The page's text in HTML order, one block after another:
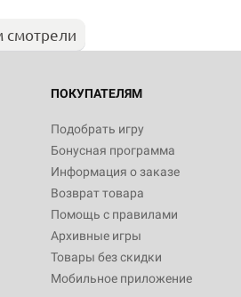
смотрели
ПОКУПАТЕЛЯМ
Подобрать игру
Бонусная программа
Информация о заказе
Возврат товара
Помощь с правилами
Архивные игры
Товары без скидки
Мобильное приложение